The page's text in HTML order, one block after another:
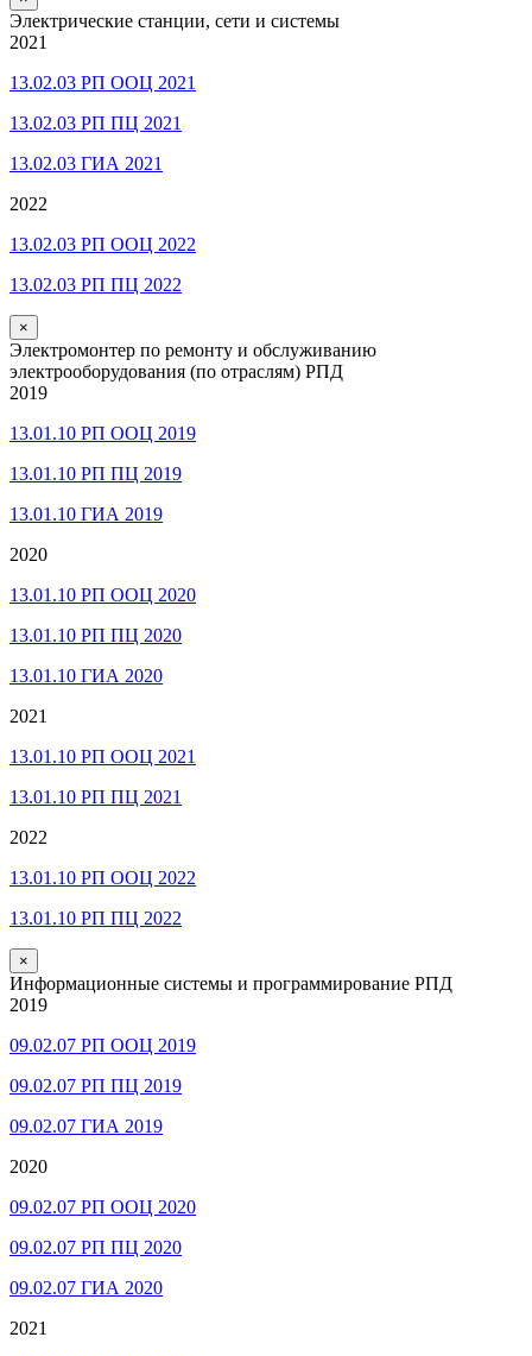
Электрические станции, сети и системы
2021
13.02.03 РП ООЦ 2021
13.02.03 РП ПЦ 2021
13.02.03 ГИА 2021
2022
13.02.03 РП ООЦ 2022
13.02.03 РП ПЦ 2022
×
Электромонтер по ремонту и обслуживанию
электрооборудования (по отраслям) РПД
2019
13.01.10 РП ООЦ 2019
13.01.10 РП ПЦ 2019
13.01.10 ГИА 2019
2020
13.01.10 РП ООЦ 2020
13.01.10 РП ПЦ 2020
13.01.10 ГИА 2020
2021
13.01.10 РП ООЦ 2021
13.01.10 РП ПЦ 2021
2022
13.01.10 РП ООЦ 2022
13.01.10 РП ПЦ 2022
×
Информационные системы и программирование РПД
2019
09.02.07 РП ООЦ 2019
09.02.07 РП ПЦ 2019
09.02.07 ГИА 2019
2020
09.02.07 РП ООЦ 2020
09.02.07 РП ПЦ 2020
09.02.07 ГИА 2020
2021